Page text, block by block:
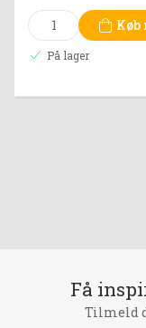
Køb
På lager
Få
Tilmeld